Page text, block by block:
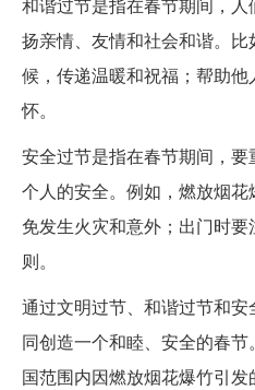
扬亲情、友情和社会和谐。
候，传递温暖和祝福；帮助
怀。
安全过节是指在春节期间，
个人的安全。例如，燃放烟
免发生火灾和意外；出门时
则。
通过文明过节、和谐过节和
同创造一个和睦、安全的春
国范围内因燃放烟花爆竹引